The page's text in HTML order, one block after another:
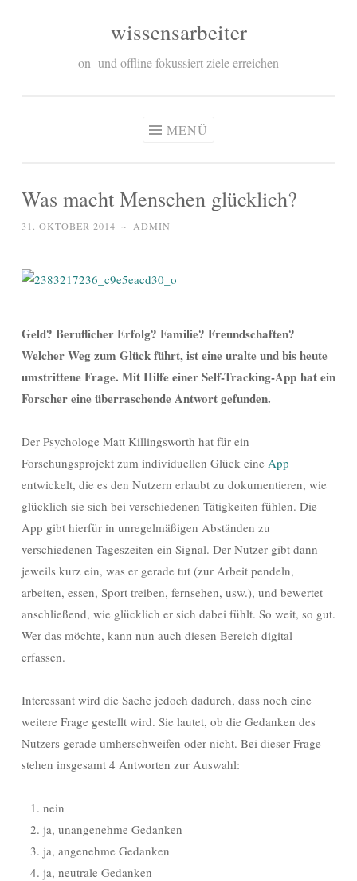
wissensarbeiter
on- und offline fokussiert ziele erreichen
MENÜ
Was macht Menschen glücklich?
31. OKTOBER 2014 ~ ADMIN
Geld? Beruflicher Erfolg? Familie? Freundschaften?
Welcher Weg zum Glück führt, ist eine uralte und bis heute
umstrittene Frage. Mit Hilfe einer Self-Tracking-App hat ein
Forscher eine überraschende Antwort gefunden.
Der Psychologe Matt Killingsworth hat für ein
Forschungsprojekt zum individuellen Glück eine App
entwickelt, die es den Nutzern erlaubt zu dokumentieren, wie
glücklich sie sich bei verschiedenen Tätigkeiten fühlen. Die
App gibt hierfür in unregelmäßigen Abständen zu
verschiedenen Tageszeiten ein Signal. Der Nutzer gibt dann
jeweils kurz ein, was er gerade tut (zur Arbeit pendeln,
arbeiten, essen, Sport treiben, fernsehen, usw.), und bewertet
anschließend, wie glücklich er sich dabei fühlt. So weit, so gut.
Wer das möchte, kann nun auch diesen Bereich digital
erfassen.
Interessant wird die Sache jedoch dadurch, dass noch eine
weitere Frage gestellt wird. Sie lautet, ob die Gedanken des
Nutzers gerade umherschweifen oder nicht. Bei dieser Frage
stehen insgesamt 4 Antworten zur Auswahl:
nein
ja, unangenehme Gedanken
ja, angenehme Gedanken
ja, neutrale Gedanken